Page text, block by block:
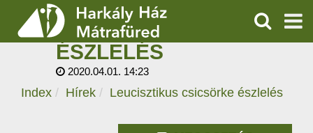
SZOLGÁLTATÁSOK
PROGRAMOK
KERESÉS
LEUCISZTIKUS
CSICSÖRKE
ÉSZLELÉS
2020.04.01. 14:23
Index Hírek Leucisztikus csicsörke észlelés